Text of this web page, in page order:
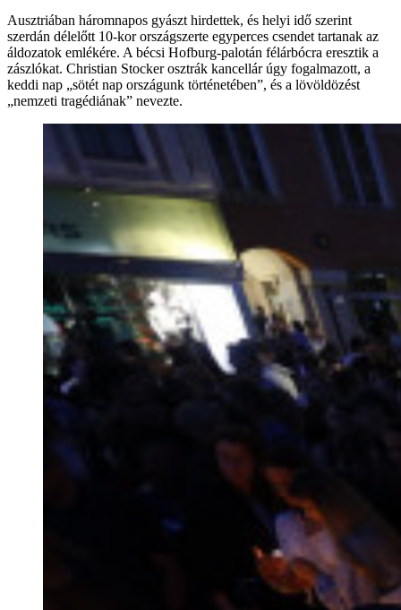
Ausztriában háromnapos gyászt hirdettek, és helyi idő szerint
szerdán délelőtt 10-kor országszerte egyperces csendet tartanak az
áldozatok emlékére. A bécsi Hofburg-palotán félárbócra eresztik a
zászlókat. Christian Stocker osztrák kancellár úgy fogalmazott, a
keddi nap „sötét nap országunk történetében”, és a lövöldözést
„nemzeti tragédiának” nevezte.